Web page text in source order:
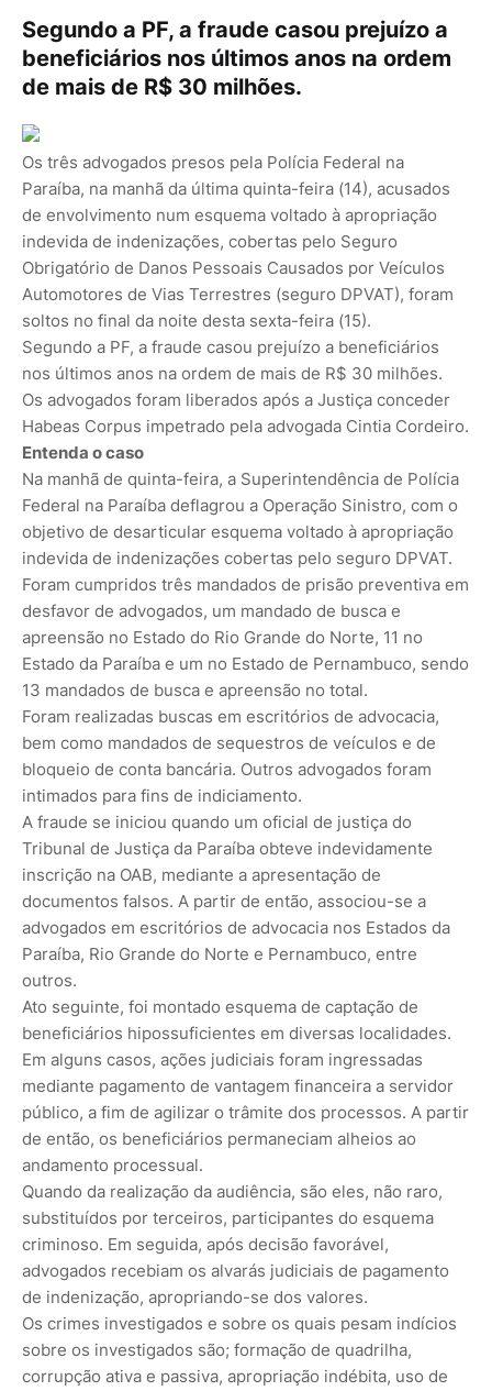
Segundo a PF, a fraude casou prejuízo a
beneficiários nos últimos anos na ordem
de mais de R$ 30 milhões.
Os três advogados presos pela Polícia Federal na
Paraíba, na manhã da última quinta-feira (14), acusados
de envolvimento num esquema voltado à apropriação
indevida de indenizações, cobertas pelo Seguro
Obrigatório de Danos Pessoais Causados por Veículos
Automotores de Vias Terrestres (seguro DPVAT), foram
soltos no final da noite desta sexta-feira (15).
Segundo a PF, a fraude casou prejuízo a beneficiários
nos últimos anos na ordem de mais de R$ 30 milhões.
Os advogados foram liberados após a Justiça conceder
Habeas Corpus impetrado pela advogada Cintia Cordeiro.
Entenda o caso
Na manhã de quinta-feira, a Superintendência de Polícia
Federal na Paraíba deflagrou a Operação Sinistro, com o
objetivo de desarticular esquema voltado à apropriação
indevida de indenizações cobertas pelo seguro DPVAT.
Foram cumpridos três mandados de prisão preventiva em
desfavor de advogados, um mandado de busca e
apreensão no Estado do Rio Grande do Norte, 11 no
Estado da Paraíba e um no Estado de Pernambuco, sendo
13 mandados de busca e apreensão no total.
Foram realizadas buscas em escritórios de advocacia,
bem como mandados de sequestros de veículos e de
bloqueio de conta bancária. Outros advogados foram
intimados para fins de indiciamento.
A fraude se iniciou quando um oficial de justiça do
Tribunal de Justiça da Paraíba obteve indevidamente
inscrição na OAB, mediante a apresentação de
documentos falsos. A partir de então, associou-se a
advogados em escritórios de advocacia nos Estados da
Paraíba, Rio Grande do Norte e Pernambuco, entre
outros.
Ato seguinte, foi montado esquema de captação de
beneficiários hipossuficientes em diversas localidades.
Em alguns casos, ações judiciais foram ingressadas
mediante pagamento de vantagem financeira a servidor
público, a fim de agilizar o trâmite dos processos. A partir
de então, os beneficiários permaneciam alheios ao
andamento processual.
Quando da realização da audiência, são eles, não raro,
substituídos por terceiros, participantes do esquema
criminoso. Em seguida, após decisão favorável,
advogados recebiam os alvarás judiciais de pagamento
de indenização, apropriando-se dos valores.
Os crimes investigados e sobre os quais pesam indícios
sobre os investigados são; formação de quadrilha,
corrupção ativa e passiva, apropriação indébita, uso de